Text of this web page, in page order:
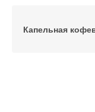
Капельная